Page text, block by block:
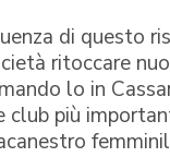
di questo
ritoccare
lo in
club più